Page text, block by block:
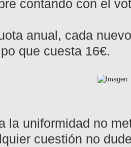
contando con el
anual, cada
que cuesta 16€.
la uniformidad no
cuestión no